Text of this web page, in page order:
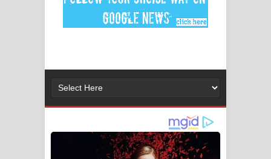
MANAMALA KATHA Song Lyrics -
2026 football world cup song lyrics
අම්මා ගීතයේ පද පෙළ